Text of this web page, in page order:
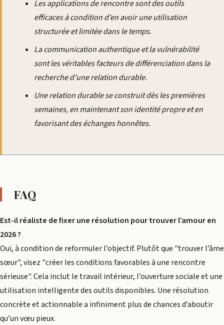
Les applications de rencontre sont des outils
efficaces à condition d’en avoir une utilisation
structurée et limitée dans le temps.
La communication authentique et la vulnérabilité
sont les véritables facteurs de différenciation dans la
recherche d’une relation durable.
Une relation durable se construit dès les premières
semaines, en maintenant son identité propre et en
favorisant des échanges honnêtes.
FAQ
Est-il réaliste de fixer une résolution pour trouver l’amour en
2026 ?
Oui, à condition de reformuler l’objectif. Plutôt que "trouver l’âme
sœur", visez "créer les conditions favorables à une rencontre
sérieuse". Cela inclut le travail intérieur, l’ouverture sociale et une
utilisation intelligente des outils disponibles. Une résolution
concrète et actionnable a infiniment plus de chances d’aboutir
qu’un vœu pieux.